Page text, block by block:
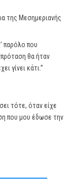
της Μεσημεριανής
παρόλο που
θα ήταν
γίνει κάτι.”
τότε, όταν είχε
που μου έδωσε την